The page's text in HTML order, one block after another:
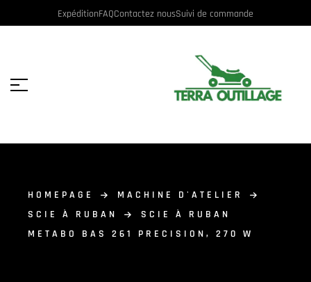
ExpéditionFAQContactez nousSuivi de commande
HOMEPAGE
MACHINE D'ATELIER
SCIE À RUBAN
SCIE À RUBAN
METABO BAS 261 PRECISION, 270 W